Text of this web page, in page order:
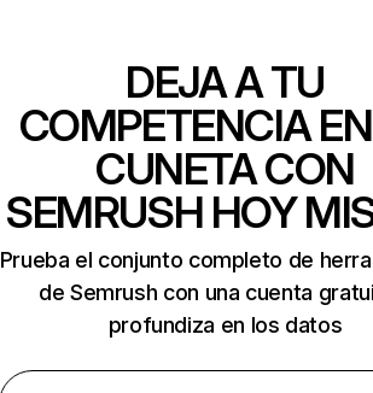
DEJA A TU
COMPETENCIA
CUNETA CON
SEMRUSH HOY
Prueba el conjunto completo de
de Semrush con una cuenta
profundiza en los datos